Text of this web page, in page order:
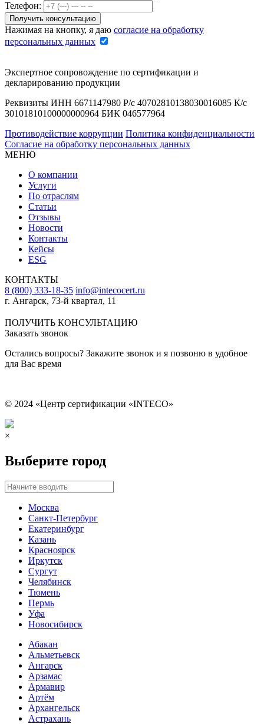
Телефон:
Нажимая на кнопку, я даю согласие на обработку
персональных данных
Экспертное сопровождение по сертификации и
декларированию продукции
Реквизиты ИНН 6671147980 Р/с 40702810138030016085 К/с
30101810100000000964 БИК 046577964
Противодействие коррупции Политика конфиденциальности
Согласие на обработку персональных данных
МЕНЮ
О компании
Услуги
По отраслям
Статьи
Отзывы
Новости
Контакты
Кейсы
ESG
КОНТАКТЫ
8 (800) 333-18-35 info@intecocert.ru
г. Ангарск, 73-й квартал, 11
ПОЛУЧИТЬ КОНСУЛЬТАЦИЮ
Заказать звонок
Остались вопросы? Закажите звонок и я позвоню в удобное
для Вас время
© 2024 «Центр сертификации «INTECO»
×
Выберите город
Москва
Санкт-Петербург
Екатеринбург
Казань
Красноярск
Иркутск
Сургут
Челябинск
Тюмень
Пермь
Уфа
Новосибирск
Абакан
Альметьевск
Ангарск
Арзамас
Армавир
Артём
Архангельск
Астрахань